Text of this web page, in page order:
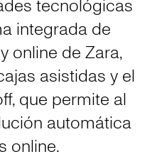
tecnológicas
integrada de
online de Zara,
asistidas y el
que permite al
automática
online.